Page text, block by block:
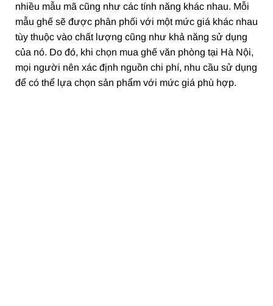
nhiều mẫu mã cũng như các tính năng khác nhau. Mỗi
mẫu ghế sẽ được phân phối với một mức giá khác nhau
tùy thuộc vào chất lượng cũng như khả năng sử dụng
của nó. Do đó, khi chọn mua ghế văn phòng tại Hà Nội,
mọi người nên xác định nguồn chi phí, nhu cầu sử dụng
để có thể lựa chọn sản phẩm với mức giá phù hợp.